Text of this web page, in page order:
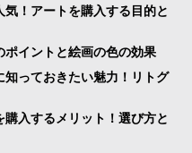
！アートを購入する目的と
ポイントと絵画の色の効果
知っておきたい魅力！リトグ
入するメリット！選び方と